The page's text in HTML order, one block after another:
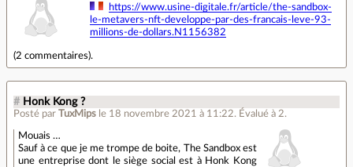
https://www.usine-digitale.fr/article/the-sandbox-
le-metavers-nft-developpe-par-des-francais-leve-93-
millions-de-dollars.N1156382
(2 commentaires).
# Honk Kong ?
Posté par TuxMips le 18 novembre 2021 à 11:22. Évalué à 2.
Mouais …
Sauf à ce que je me trompe de boite, The Sandbox est
une entreprise dont le siège social est à Honk Kong